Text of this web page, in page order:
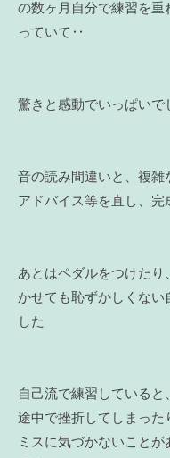
の数ヶ月自分で練習を重
っていて‥
驚きと感動でいっぱいで
音の読み間違いと、複
アドバイス等を直し、完
あとはペダルをつけた
かせても恥ずかしくない
した
自己流で練習していると、
途中で挫折してしまった
ミスに気づかないことが